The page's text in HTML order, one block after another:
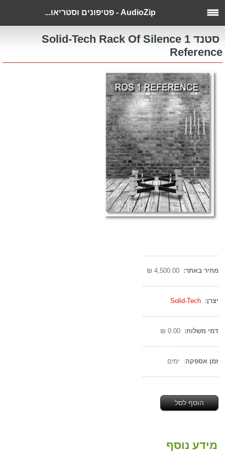
AudioZip - פטיפונים וסטריאו...
סטנד Solid-Tech Rack Of Silence 1
Reference
--------------------------------------
מחיר באתר:
--------------------------------------
יצרן: Solid-Tech
--------------------------------------
דמי משלוח:
--------------------------------------
זמן אספקה: ימים
--------------------------------------
הוסף לסל
מידע נוסף